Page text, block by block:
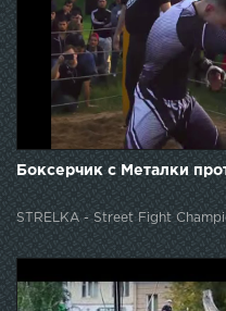
Боксерчик с Металки
STRELKA - Street Fight